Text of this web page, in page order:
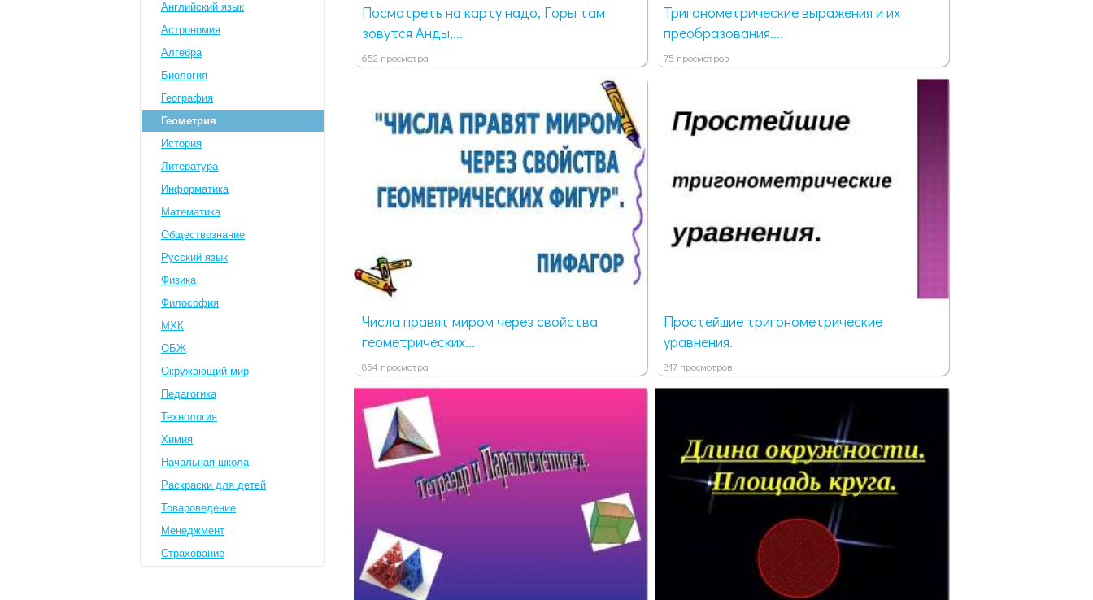
Английский язык
Астрономия
Алгебра
Биология
География
Геометрия
История
Литература
Информатика
Математика
Обществознание
Русский язык
Физика
Философия
МХК
ОБЖ
Окружающий мир
Педагогика
Технология
Химия
Начальная школа
Раскраски для детей
Товароведение
Менеджмент
Страхование
Посмотреть на карту надо, Горы там
зовутся Анды,...
652 просмотра
Тригонометрические выражения и их
преобразования....
75 просмотров
Числа правят миром через свойства
геометрических...
854 просмотра
Простейшие тригонометрические
уравнения.
817 просмотров